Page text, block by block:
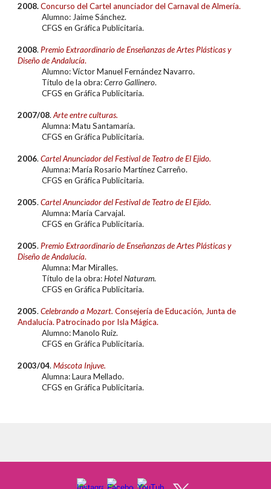
2008.Concurso del Cartel anunciador del Carnaval de Almería.
Alumno: Jaime Sánchez.
CFGS enGráfica Publicitaria.
2008. Premio Extraordinariode Enseñanzas de Artes Plásticas y
Diseño de Andalucía.
Alumno: Víctor Manuel Fernández Navarro.
Título de la obra:Cerro Gallinero.
CFGS enGráfica Publicitaria.
2007/08.Arte entre culturas.
Alumna: Matu Santamaría.
CFGS enGráfica Publicitaria.
2006.Cartel Anunciador del Festival de Teatro de El Ejido.
Alumna: María Rosario Martínez Carreño.
CFGS enGráfica Publicitaria.
2005.Cartel Anunciador del Festival de Teatro de El Ejido.
Alumna: María Carvajal.
CFGS enGráfica Publicitaria.
2005. Premio Extraordinariode Enseñanzas de Artes Plásticas y
Diseño de Andalucía.
Alumna: Mar Miralles.
Título de la obra:Hotel Naturam.
CFGS enGráfica Publicitaria.
2005.Celebrando a Mozart.Consejería de Educación, Junta de
Andalucía. Patrocinado por Isla Mágica.
Alumno: Manolo Ruiz.
CFGS enGráfica Publicitaria.
2003/04.Máscota Injuve.
Alumna: Laura Mellado.
CFGS enGráfica Publicitaria.